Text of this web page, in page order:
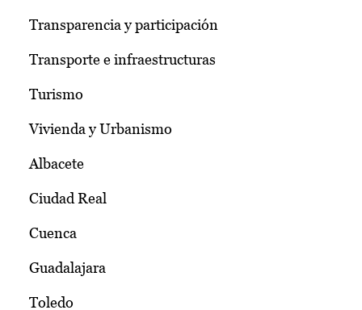
Transparencia y participación
Transporte e infraestructuras
Turismo
Vivienda y Urbanismo
Albacete
Ciudad Real
Cuenca
Guadalajara
Toledo